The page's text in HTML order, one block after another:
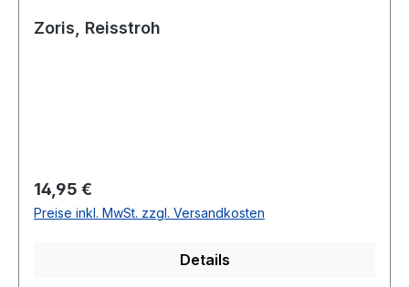
Zoris, Reisstroh
Regulärer Preis:
14,95 €
Preise inkl. MwSt. zzgl. Versandkosten
Details